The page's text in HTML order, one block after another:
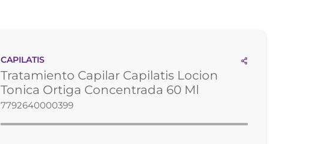
CAPILATIS
Tratamiento Capilar Capilatis Locion
Tonica Ortiga Concentrada 60 Ml
7792640000399